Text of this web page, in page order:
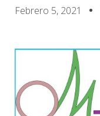
Febrero 5, 2021